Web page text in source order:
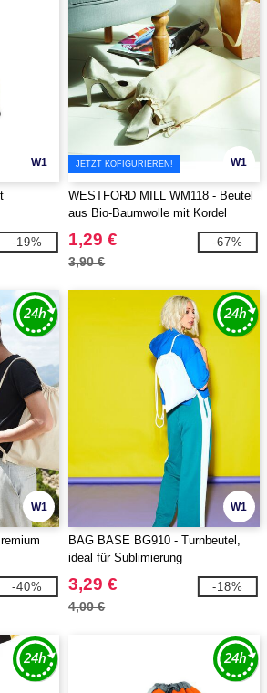
W1
-19%
W1
JETZT KOFIGURIEREN!
WESTFORD MILL WM118 - Beutel
aus Bio-Baumwolle mit Kordel
1,29 €
3,90 €
-67%
W1
-40%
W1
BAG BASE BG910 - Turnbeutel,
ideal für Sublimierung
3,29 €
4,00 €
-18%